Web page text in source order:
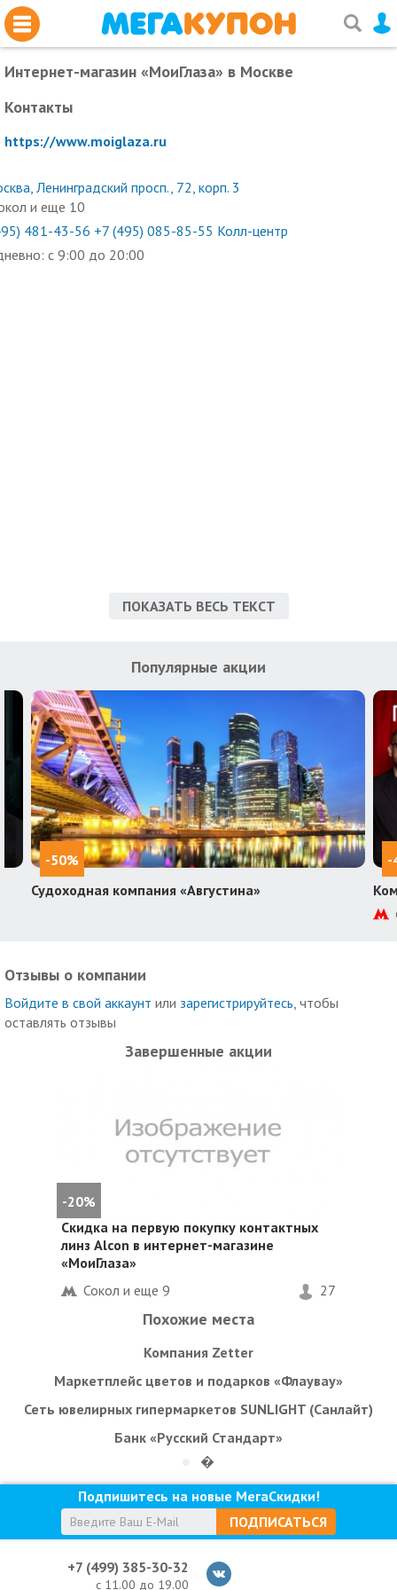
Интернет-магазин «МоиГлаза» в Москве
Контакты
https://www.moiglaza.ru
Ленинградский просп., 72, корп. 3
и еще 10
481-43-56 +7 (495) 085-85-55 Колл-центр
с 9:00 до 20:00
ПОКАЗАТЬ ВЕСЬ ТЕКСТ
Популярные акции
-50%
Судоходная компания «Августина»
-
Отзывы о компании
Войдите в свой аккаунт или зарегистрируйтесь , чтобы
оставлять отзывы
Завершенные акции
-20%
Скидка на первую покупку контактных
линз Alcon в интернет-магазине
«МоиГлаза»
Сокол и еще 9 27
Похожие места
Компания Zetter
Маркетплейс цветов и подарков «Флаувау»
Сеть ювелирных гипермаркетов SUNLIGHT (Санлайт)
Банк «Русский Стандарт»
�
Подпишитесь на новые МегаСкидки!
ПОДПИСАТЬСЯ
+7 (499) 385-30-32
с 11.00 до 19.00